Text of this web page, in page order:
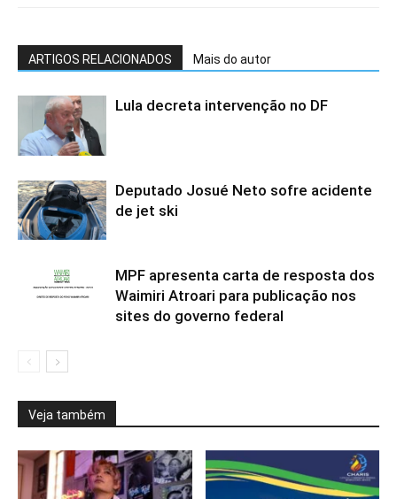
ARTIGOS RELACIONADOS Mais do autor
Lula decreta intervenção no DF
Deputado Josué Neto sofre acidente
de jet ski
MPF apresenta carta de resposta dos
Waimiri Atroari para publicação nos
sites do governo federal
Veja também